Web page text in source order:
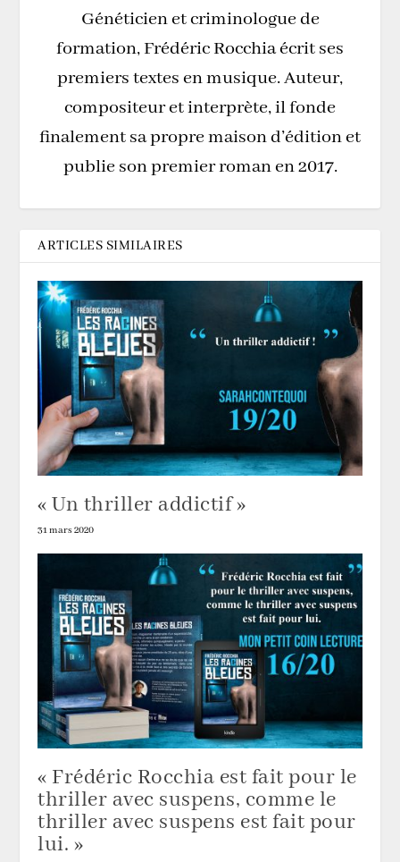
Généticien et criminologue de
formation, Frédéric Rocchia écrit ses
premiers textes en musique. Auteur,
compositeur et interprète, il fonde
finalement sa propre maison d’édition et
publie son premier roman en 2017.
ARTICLES SIMILAIRES
« Un thriller addictif »
31 mars 2020
« Frédéric Rocchia est fait pour le
thriller avec suspens, comme le
thriller avec suspens est fait pour
lui. »